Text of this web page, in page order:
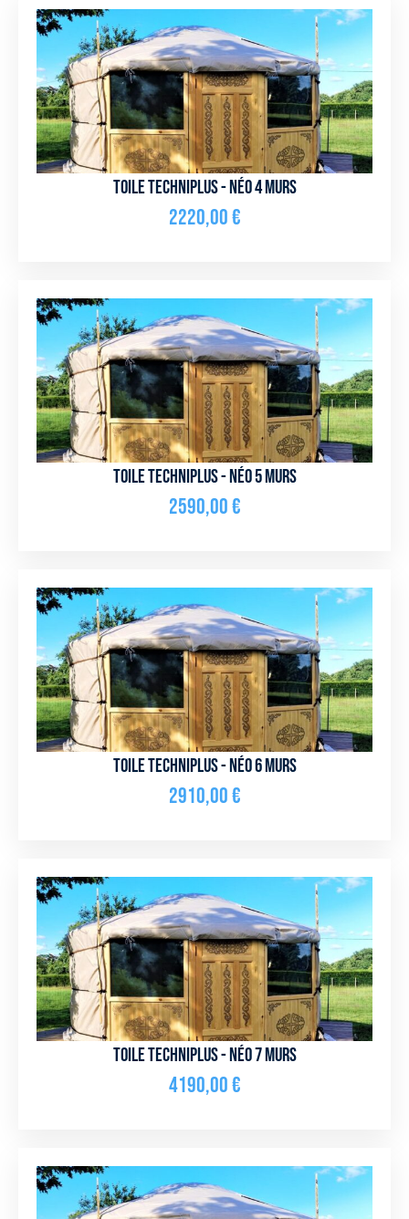
Toile Techniplus - NÉO 4 murs
2220,00€
Toile Techniplus - NÉO 5 murs
2590,00€
Toile Techniplus - NÉO 6 murs
2910,00€
Toile Techniplus - NÉO 7 murs
4190,00€